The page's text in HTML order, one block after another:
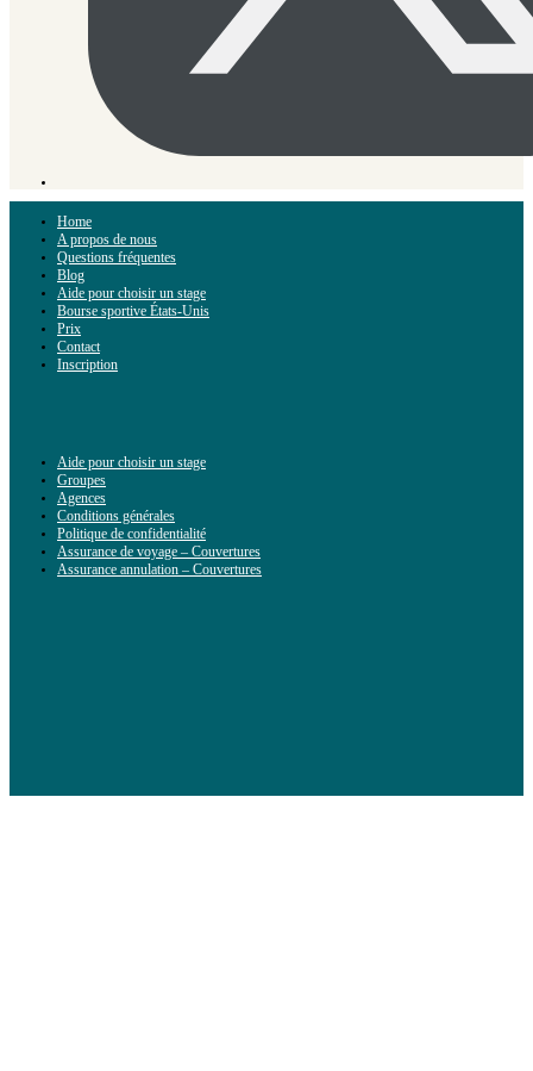
Home
A propos de nous
Questions fréquentes
Blog
Aide pour choisir un stage
Bourse sportive États-Unis
Prix
Contact
Inscription
Aide pour choisir un stage
Groupes
Agences
Conditions générales
Politique de confidentialité
Assurance de voyage – Couvertures
Assurance annulation – Couvertures